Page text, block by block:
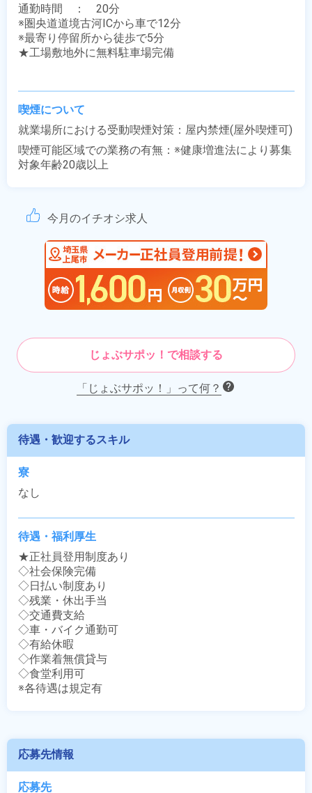
通勤時間　：　20分
※圏央道道境古河ICから車で12分
※最寄り停留所から徒歩で5分
★工場敷地外に無料駐車場完備
喫煙について
就業場所における受動喫煙対策：屋内禁煙(屋外喫煙可)
喫煙可能区域での業務の有無：※健康増進法により募集
対象年齢20歳以上
今月のイチオシ求人
じょぶサポッ！で相談する
「じょぶサポッ！」って何？
待遇・歓迎するスキル
寮
なし
待遇・福利厚生
★正社員登用制度あり
◇社会保険完備
◇日払い制度あり
◇残業・休出手当
◇交通費支給
◇車・バイク通勤可
◇有給休暇
◇作業着無償貸与
◇食堂利用可
※各待遇は規定有
応募先情報
応募先